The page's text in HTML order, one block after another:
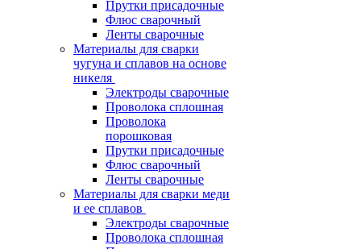
Прутки присадочные
Флюс сварочный
Ленты сварочные
Материалы для сварки
чугуна и сплавов на основе
никеля
Электроды сварочные
Проволока сплошная
Проволока
порошковая
Прутки присадочные
Флюс сварочный
Ленты сварочные
Материалы для сварки меди
и ее сплавов
Электроды сварочные
Проволока сплошная